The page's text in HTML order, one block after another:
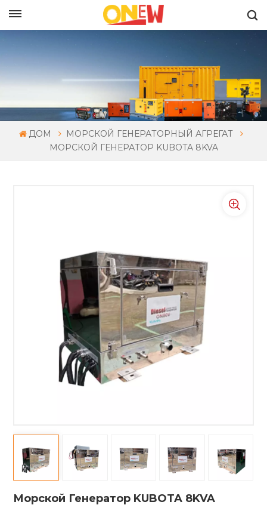
ДОМ
МОРСКОЙ ГЕНЕРАТОРНЫЙ АГРЕГАТ
МОРСКОЙ ГЕНЕРАТОР KUBOTA 8KVA
Морской Генератор KUBOTA 8KVA